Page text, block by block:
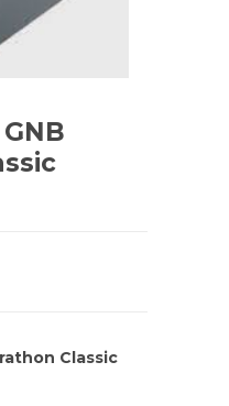
Classic